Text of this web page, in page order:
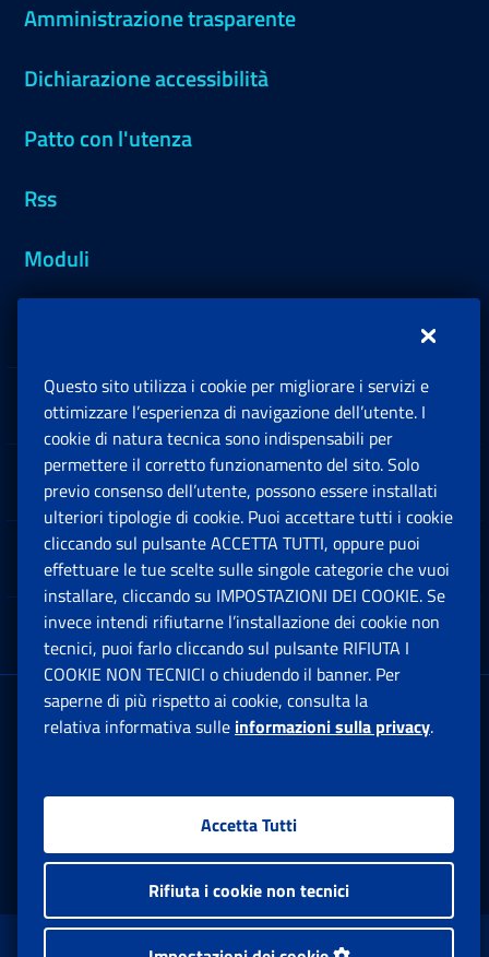
Amministrazione trasparente
Dichiarazione accessibilità
Patto con l'utenza
Rss
Moduli
Sedi e Contatti
Software
Note Legali
App mobile
Sede Legale : Via Ciro il Grande, 21
00144 Roma
Facebook: Apre una nuova finestra
Twitter: Apre una nuova finestra
Whatsapp: Apre una nuova
Youtube: Apre una
Instagram:
Questo sito utilizza i cookie per migliorare i servizi e
ottimizzare l’esperienza di navigazione dell’utente. I
cookie di natura tecnica sono indispensabili per
permettere il corretto funzionamento del sito. Solo
previo consenso dell’utente, possono essere installati
ulteriori tipologie di cookie. Puoi accettare tutti i cookie
cliccando sul pulsante ACCETTA TUTTI, oppure puoi
effettuare le tue scelte sulle singole categorie che vuoi
installare, cliccando su IMPOSTAZIONI DEI COOKIE. Se
invece intendi rifiutarne l’installazione dei cookie non
tecnici, puoi farlo cliccando sul pulsante RIFIUTA I
COOKIE NON TECNICI o chiudendo il banner. Per
saperne di più rispetto ai cookie, consulta la
relativa informativa sulle informazioni sulla privacy.
Accetta Tutti
Rifiuta i cookie non tecnici